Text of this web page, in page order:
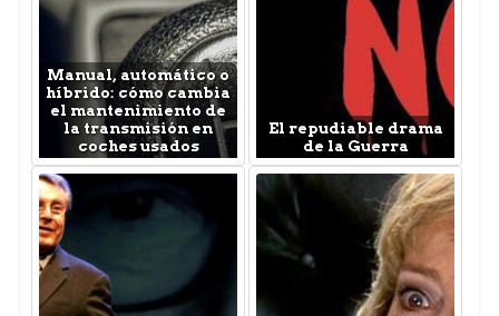
Manual, automático o
híbrido: cómo cambia
el mantenimiento de
la transmisión en
coches usados
El repudiable drama
de la Guerra